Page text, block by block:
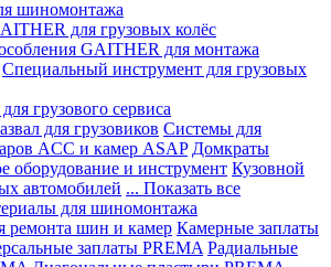
шиномонтажа
для грузовых колёс
GAITHER для монтажа
Специальный инструмент для грузовых
грузового сервиса
для грузовиков Системы для
ACC и камер ASAP Домкраты
оборудование и инструмент Кузовной
автомобилей ... Показать все
для шиномонтажа
ремонта шин и камер Камерные заплаты
заплаты PREMA Радиальные